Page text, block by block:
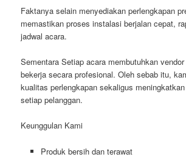
Faktanya selain menyediakan perlengkapan
memastikan proses instalasi berjalan cepat,
jadwal acara.
Sementara Setiap acara membutuhkan
bekerja secara profesional. Oleh sebab itu,
kualitas perlengkapan sekaligus
setiap pelanggan.
Keunggulan Kami
Produk bersih dan terawat